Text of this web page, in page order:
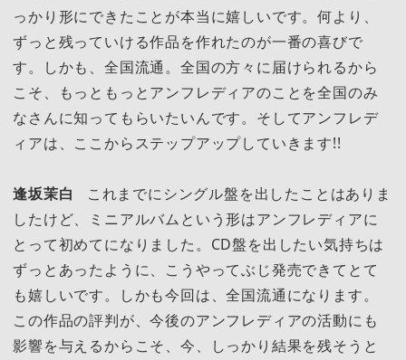
っかり形にできたことが本当に嬉しいです。何より、
ずっと残っていける作品を作れたのが一番の喜びで
す。しかも、全国流通。全国の方々に届けられるから
こそ、もっともっとアンフレディアのことを全国のみ
なさんに知ってもらいたいんです。そしてアンフレデ
ィアは、ここからステップアップしていきます!!
逢坂茉白
これまでにシングル盤を出したことはありま
したけど、ミニアルバムという形はアンフレディアに
とって初めてになりました。CD盤を出したい気持ちは
ずっとあったように、こうやってぶじ発売できてとて
も嬉しいです。しかも今回は、全国流通になります。
この作品の評判が、今後のアンフレディアの活動にも
影響を与えるからこそ、今、しっかり結果を残そうと